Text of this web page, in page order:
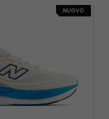
EUR 43 / US 9.5
EUR 45.5 / US 11.5
NUOVO